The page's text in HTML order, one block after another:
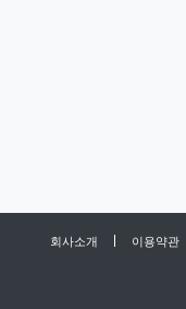
회사소개 이용약관